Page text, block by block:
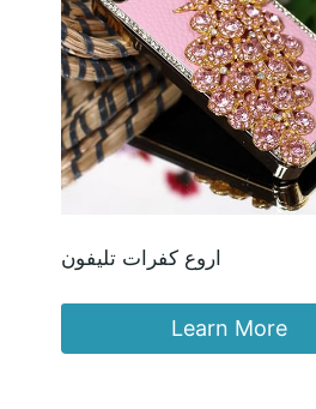
اروع كفرات تليفون
Learn More